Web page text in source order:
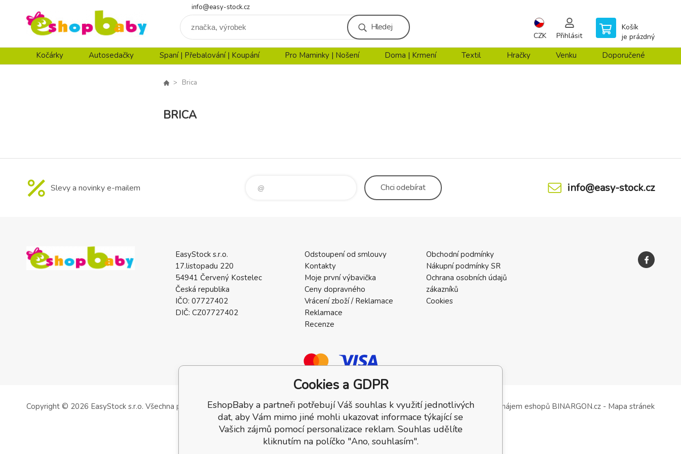
info@easy-stock.cz
Hledej
CZK Přihlásit
Košík
je prázdný
Kočárky Autosedačky Spaní | Přebalování | Koupání Pro Maminky | Nošení Doma | Krmení Textil Hračky Venku Doporučené
Brica
BRICA
Slevy a novinky e-mailem Chciodebírat info@easy-stock.cz
EasyStock s.r.o.
17.listopadu 220
54941 Červený Kostelec
Česká republika
IČO: 07727402
DIČ: CZ07727402
Odstoupení od smlouvy
Kontakty
Moje první výbavička
Ceny dopravného
Vrácení zboží / Reklamace
Reklamace
Recenze
Obchodní podmínky
Nákupní podmínky SR
Ochrana osobních údajů
zákazníků
Cookies
Copyright © 2026 EasyStock s.r.o. Všechna práva vyhrazena. Tvorba a pronájem eshopů BINARGON.cz - Mapa stránek
Cookies a GDPR
EshopBaby a partneři potřebují Váš souhlas k využití jednotlivých
dat, aby Vám mimo jiné mohli ukazovat informace týkající se
Vašich zájmů pomocí personalizace reklam. Souhlas udělíte
kliknutím na políčko "Ano, souhlasím".